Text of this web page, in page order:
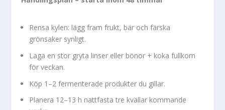
Rensa kylen: lägg fram frukt, bär och färska
grönsaker synligt.
Laga en stor gryta linser eller bönor + koka fullkorn
för veckan.
Köp 1–2 fermenterade produkter du gillar.
Planera 12–13 h nattfasta tre kvällar kommande